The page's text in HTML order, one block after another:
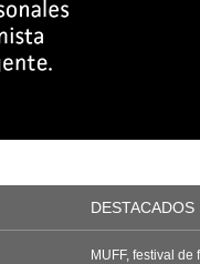
DESTACADOS
MUFF, festival de